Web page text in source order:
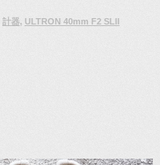
計器, ULTRON 40mm F2 SLII